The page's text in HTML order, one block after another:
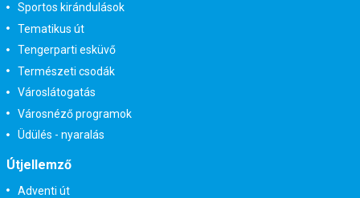
Sportos kirándulások
Tematikus út
Tengerparti esküvő
Természeti csodák
Városlátogatás
Városnéző programok
Üdülés - nyaralás
Útjellemző
Adventi út